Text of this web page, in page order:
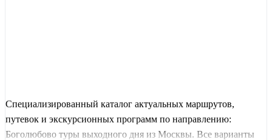
Специализированный каталог актуальных маршрутов,
путевок и экскурсионных программ по направлению:
Боголюбово туры выходного дня из Москвы. Все варианты